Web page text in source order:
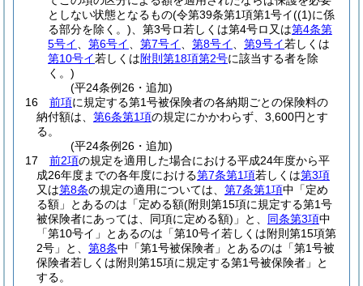
としない状態となるもの(令第39条第1項第1号イ((1)に係
る部分を除く。) 、第3号ロ若しくは第4号ロ又は第4条第
5号イ
第6号イ 第7号イ 第8号イ 第9号イ若しくは
第10号イ若しくは附則第18項第2号に該当する者を除
く。)
(平24条例26・追加)
16
前項に規定する第1号被保険者の各納期ごとの保険料の
納付額は、 第6条第1項の規定にかかわらず、3,600円とす
る。
(平24条例26・追加)
17
前2項の規定を適用した場合における平成24年度から平
成26年度までの各年度における第7条第1項若しくは第3項
又は第8条の規定の適用については、 第7条第1項中「定め
る額」とあるのは「定める額(附則第15項に規定する第1号
被保険者にあっては、同項に定める額) 」と、 同条第3項中
「第10号イ」とあるのは「第10号イ若しくは附則第15項第
2号」と、 第8条中「第1号被保険者」とあるのは「第1号被
保険者若しくは附則第15項に規定する第1号被保険者」と
する。